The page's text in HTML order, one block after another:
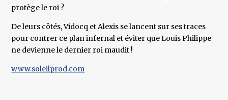
protège le roi ?
De leurs côtés, Vidocq et Alexis se lancent sur ses traces
pour contrer ce plan infernal et éviter que Louis Philippe
ne devienne le dernier roi maudit !
www.soleilprod.com